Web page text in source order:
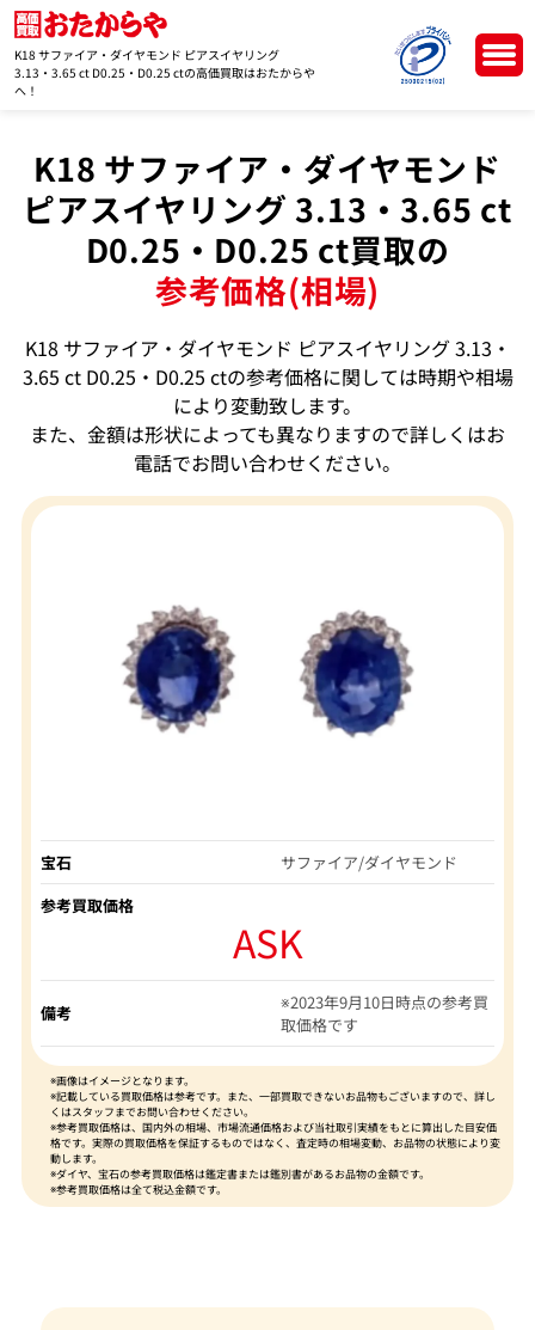
K18 サファイア・ダイヤモンド ピアスイヤリング
3.13・3.65 ct D0.25・D0.25 ctの高価買取はおたからや
へ！
K18 サファイア・ダイヤモンド
ピアスイヤリング 3.13・3.65 ct
D0.25・D0.25 ct買取の
参考価格(相場)
K18 サファイア・ダイヤモンド ピアスイヤリング 3.13・
3.65 ct D0.25・D0.25 ctの参考価格に関しては時期や相場
により変動致します。
また、金額は形状によっても異なりますので詳しくはお
電話でお問い合わせください。
宝石
サファイア/ダイヤモンド
参考買取価格
ASK
備考
※2023年9月10日時点の参考買
取価格です
※画像はイメージとなります。
※記載している買取価格は参考です。また、一部買取できないお品物もございますので、詳し
くはスタッフまでお問い合わせください。
※参考買取価格は、国内外の相場、市場流通価格および当社取引実績をもとに算出した目安価
格です。実際の買取価格を保証するものではなく、査定時の相場変動、お品物の状態により変
動します。
※ダイヤ、宝石の参考買取価格は鑑定書または鑑別書があるお品物の金額です。
※参考買取価格は全て税込金額です。